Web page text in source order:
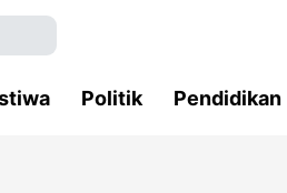
Politik Pendidikan